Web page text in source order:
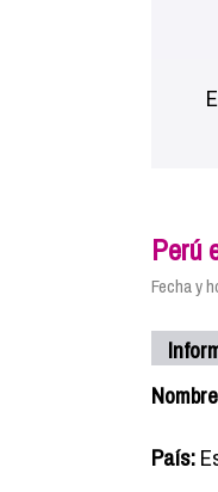
Perú
Fecha y
País: